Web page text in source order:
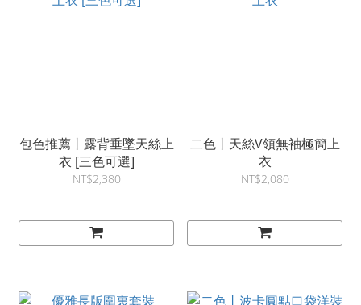
包色推薦丨露背垂墜天絲上
衣 [三色可選]
NT$2,380
二色丨天絲V領無袖極簡上
衣
NT$2,080